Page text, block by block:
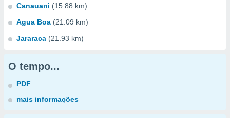
Canauani (15.88 km)
Agua Boa (21.09 km)
Jararaca (21.93 km)
O tempo...
PDF
mais informações